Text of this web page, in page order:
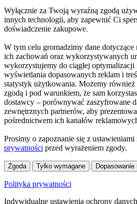
Wyłącznie za Twoją wyraźną zgodą
innych technologii, aby zapewnić Ci
doświadczenie zakupowe.
W tym celu gromadzimy dane
ich zachowań oraz wykorzystywanych
wykorzystujemy do ciągłej optymalizacji
wyświetlania dopasowanych reklam i
statystyk użytkowania. Możemy również
zgodą i pod warunkiem, że sam
dostawcy – porównywać zaszyfrowane
zewnętrznych partnerów, aby
pośrednictwem ich kanałów
Prosimy o zapoznanie się z ustawieniami
prywatności przed wyrażeniem zgody.
Zgoda Tylko wymagane Dopasowanie
Polityka prywatności
Indywidualne ustawienia ochrony danych